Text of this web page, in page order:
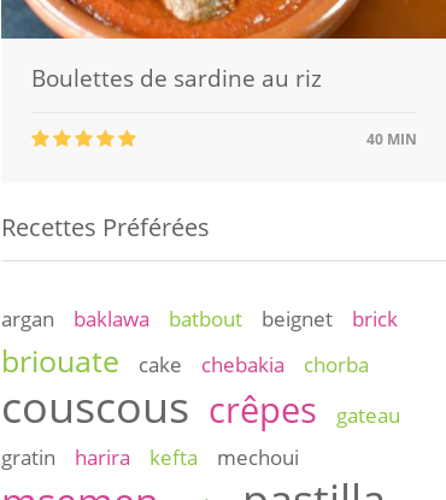
Boulettes de sardine au riz
40 MIN
Recettes Préférées
argan baklawa batbout beignet brick
briouate cake chebakia chorba
couscous crêpes
gateau
gratin
harira kefta mechoui